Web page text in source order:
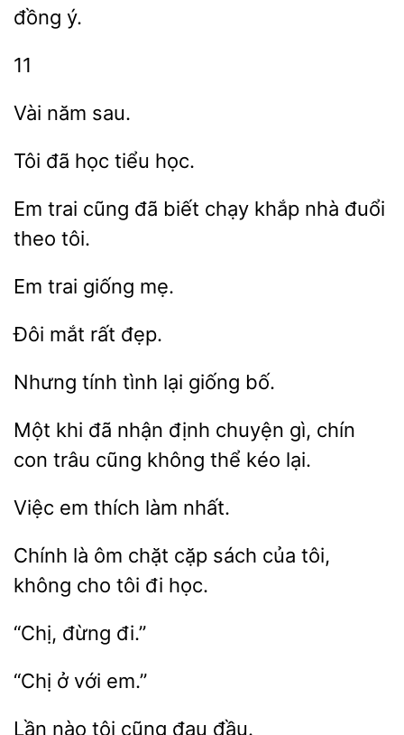
đồng ý.
11
đã học.
Em trai cũng đã chạy khắp
đuổi
theo
trai
rất
tính tình bố.
Một khi đã nhận định chuyện gì, chín
con
cũng thể lại.
em thích
Chính là ôm chặt
sách của
không cho tôi
học.
em.”
Lần tôi đau